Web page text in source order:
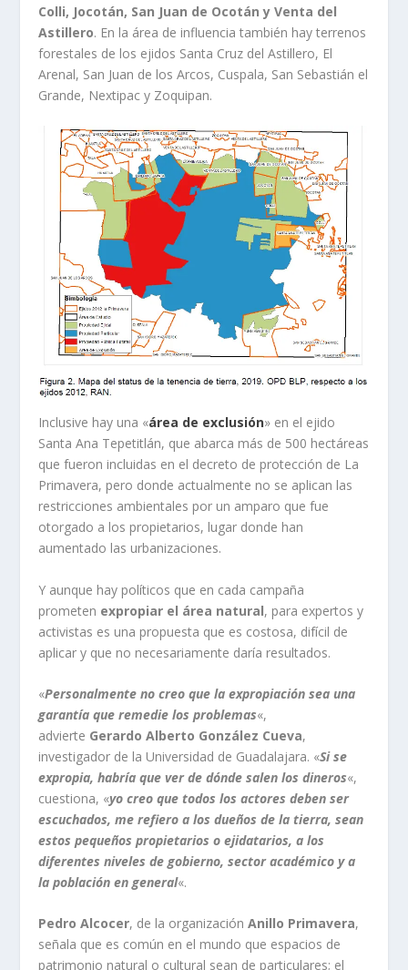
Colli, Jocotán, San Juan de Ocotán y Venta del
Astillero. En la área de influencia también hay terrenos
forestales de los ejidos Santa Cruz del Astillero, El
Arenal, San Juan de los Arcos, Cuspala, San Sebastián el
Grande, Nextipac y Zoquipan.
Inclusive hay una «área de exclusión» en el ejido
Santa Ana Tepetitlán, que abarca más de 500 hectáreas
que fueron incluidas en el decreto de protección de La
Primavera, pero donde actualmente no se aplican las
restricciones ambientales por un amparo que fue
otorgado a los propietarios, lugar donde han
aumentado las urbanizaciones.
Y aunque hay políticos que en cada campaña
prometen expropiar el área natural, para expertos y
activistas es una propuesta que es costosa, difícil de
aplicar y que no necesariamente daría resultados.
«Personalmente no creo que la expropiación sea una
garantía que remedie los problemas«,
advierte Gerardo Alberto González Cueva,
investigador de la Universidad de Guadalajara. «Si se
expropia, habría que ver de dónde salen los dineros«,
cuestiona, «yo creo que todos los actores deben ser
escuchados, me refiero a los dueños de la tierra, sean
estos pequeños propietarios o ejidatarios, a los
diferentes niveles de gobierno, sector académico y a
la población en general«.
Pedro Alcocer, de la organizaciónAnillo Primavera,
señala que es común en el mundo que espacios de
patrimonio natural o cultural sean de particulares; el